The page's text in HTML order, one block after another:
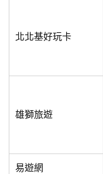
北北基好玩卡
雄獅旅遊
易遊網